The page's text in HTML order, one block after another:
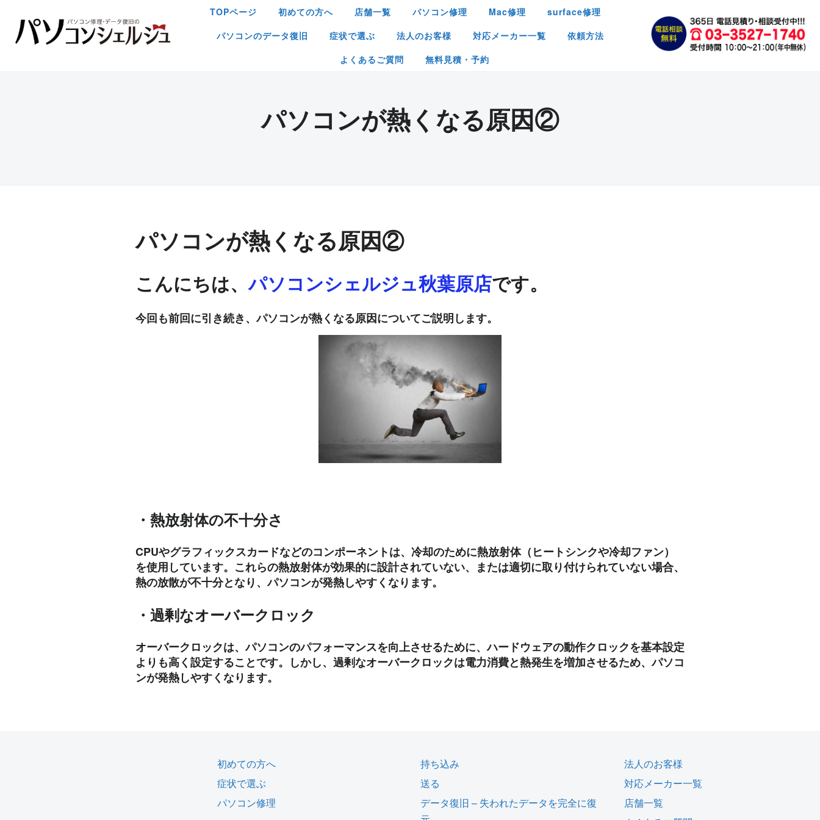
TOPページ 初めての方へ 店舗一覧 パソコン修理 Mac修理
surface修理
パソコンのデータ復旧
症状で選ぶ 法人のお客様 対応メーカー一覧
依頼方法
よくあるご質問
無料見積・予約
パソコンが熱くなる原因②
パソコンが熱くなる原因②
こんにちは、パソコンシェルジュ秋葉原店です。
今回も前回に引き続き、パソコンが熱くなる原因についてご説明します。
・熱放射体の不十分さ
CPUやグラフィックスカードなどのコンポーネントは、冷却のために熱放射体（ヒートシンクや冷却ファン）
を使用しています。これらの熱放射体が効果的に設計されていない、または適切に取り付けられていない場合、
熱の放散が不十分となり、パソコンが発熱しやすくなります。
・過剰なオーバークロック
オーバークロックは、パソコンのパフォーマンスを向上させるために、ハードウェアの動作クロックを基本設定
よりも高く設定することです。しかし、過剰なオーバークロックは電力消費と熱発生を増加させるため、パソコ
ンが発熱しやすくなります。
初めての方へ
症状で選ぶ
パソコン修理
持ち込み
送る
データ復旧 – 失われたデータを完全に復
法人のお客様
対応メーカー一覧
店舗一覧